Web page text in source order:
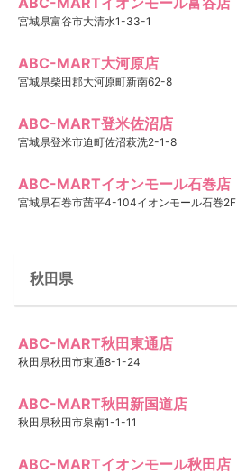
宮城県富谷市大清水1-33-1
ABC-MART大河原店
宮城県柴田郡大河原町新南62-8
ABC-MART登米佐沼店
宮城県登米市迫町佐沼萩洗2-1-8
ABC-MARTイオンモール石巻店
宮城県石巻市茜平4-104イオンモール石巻2F
秋田県
ABC-MART秋田東通店
秋田県秋田市東通8-1-24
ABC-MART秋田新国道店
秋田県秋田市泉南1-1-11
ABC-MARTイオンモール秋田店